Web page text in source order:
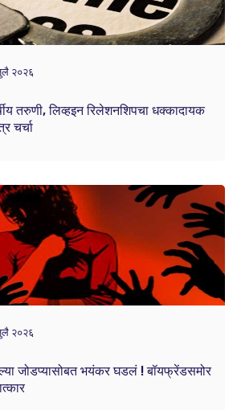
२०२६
तरुणी, लिव्हइन रिलेशनशिपचा धक्कादायक
चर्चा
२०२६
जोडप्यासोबत भयंकर घडलं ! बॉयफ्रेंडसमोर